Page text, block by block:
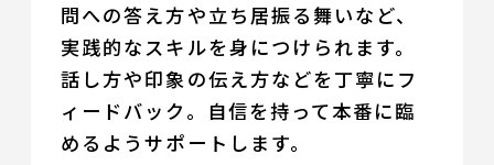
問への答え方や立ち居振る舞いなど、
実践的なスキルを身につけられます。
話し方や印象の伝え方などを丁寧にフ
ィードバック。自信を持って本番に臨
めるようサポートします。